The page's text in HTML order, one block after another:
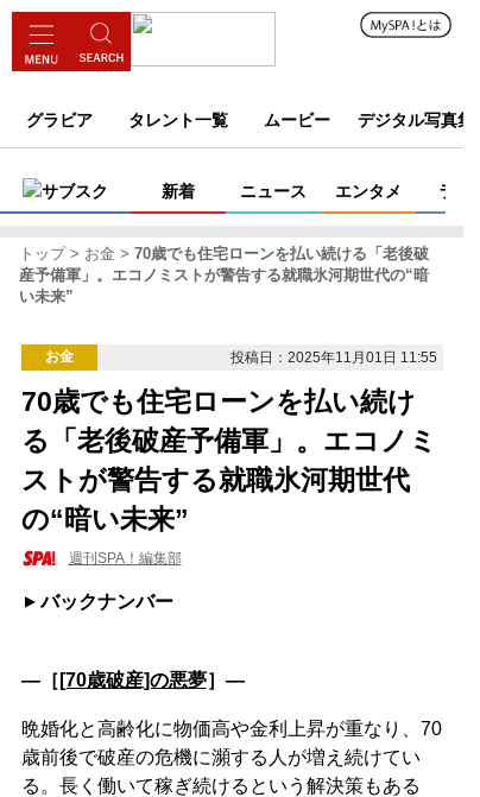
グラビア タレント一覧 ムービー デジタル写真集
サブスク 新着 ニュース エンタメ ライフ
トップ お金
70歳でも住宅ローンを払い続ける「老後破
産予備軍」。エコノミストが警告する就職氷河期世代の“暗
い未来”
お金 投稿日：2025年11月01日 11:55
70歳でも住宅ローンを払い続け
る「老後破産予備軍」。エコノミ
ストが警告する就職氷河期世代
の“暗い未来”
週刊SPA！編集部
バックナンバー
―［ [70歳破産]の悪夢］―
晩婚化と高齢化に物価高や金利上昇が重なり、70
歳前後で破産の危機に瀕する人が増え続けてい
る。長く働いて稼ぎ続けるという解決策もある